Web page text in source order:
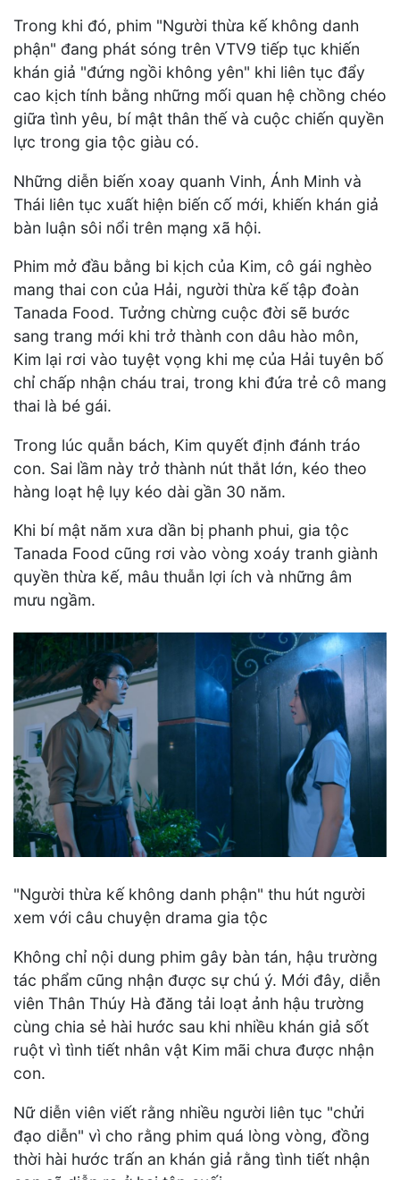
Trong khi đó, phim "Người thừa kế không danh
phận" đang phát sóng trên VTV9 tiếp tục khiến
khán giả "đứng ngồi không yên" khi liên tục đẩy
cao kịch tính bằng những mối quan hệ chồng chéo
giữa tình yêu, bí mật thân thế và cuộc chiến quyền
lực trong gia tộc giàu có.
Những diễn biến xoay quanh Vinh, Ánh Minh và
Thái liên tục xuất hiện biến cố mới, khiến khán giả
bàn luận sôi nổi trên mạng xã hội.
Phim mở đầu bằng bi kịch của Kim, cô gái nghèo
mang thai con của Hải, người thừa kế tập đoàn
Tanada Food. Tưởng chừng cuộc đời sẽ bước
sang trang mới khi trở thành con dâu hào môn,
Kim lại rơi vào tuyệt vọng khi mẹ của Hải tuyên bố
chỉ chấp nhận cháu trai, trong khi đứa trẻ cô mang
thai là bé gái.
Trong lúc quẫn bách, Kim quyết định đánh tráo
con. Sai lầm này trở thành nút thắt lớn, kéo theo
hàng loạt hệ lụy kéo dài gần 30 năm.
Khi bí mật năm xưa dần bị phanh phui, gia tộc
Tanada Food cũng rơi vào vòng xoáy tranh giành
quyền thừa kế, mâu thuẫn lợi ích và những âm
mưu ngầm.
"Người thừa kế không danh phận" thu hút người
xem với câu chuyện drama gia tộc
Không chỉ nội dung phim gây bàn tán, hậu trường
tác phẩm cũng nhận được sự chú ý. Mới đây, diễn
viên Thân Thúy Hà đăng tải loạt ảnh hậu trường
cùng chia sẻ hài hước sau khi nhiều khán giả sốt
ruột vì tình tiết nhân vật Kim mãi chưa được nhận
con.
Nữ diễn viên viết rằng nhiều người liên tục "chửi
đạo diễn" vì cho rằng phim quá lòng vòng, đồng
thời hài hước trấn an khán giả rằng tình tiết nhận